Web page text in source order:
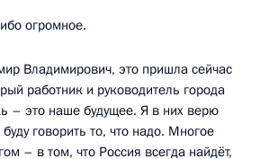
огромное.
Владимирович, это пришла сейчас
работник и руководитель города
– это наше будущее. Я в них верю
говорить то, что надо. Многое
– в том, что Россия всегда найдёт,